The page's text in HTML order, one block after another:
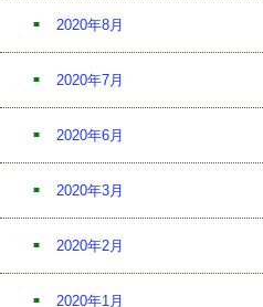
2020年8月
2020年7月
2020年6月
2020年3月
2020年2月
2020年1月